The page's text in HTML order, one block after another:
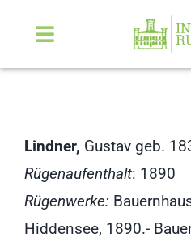
Inhalt
springen
Toggle
Navigation
Kunst & Kultur
Lindner, Gustav geb.
Rügenaufenthalt: 1890
Rügenwerke:
Hiddensee, 1890.-